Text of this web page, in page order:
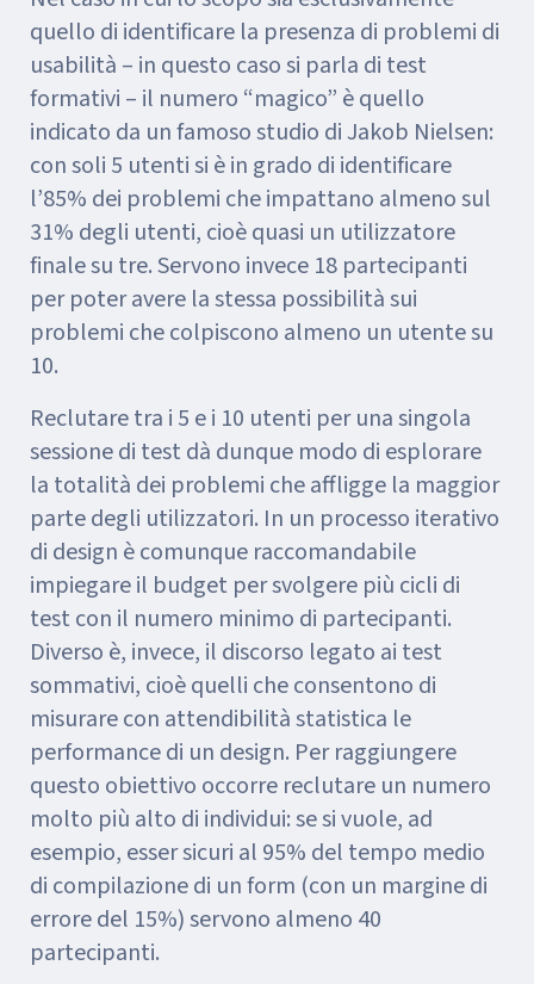
quello di identificare la presenza di problemi di
usabilità – in questo caso si parla di test
formativi – il numero “magico” è quello
indicato da un famoso studio di Jakob Nielsen:
con soli 5 utenti si è in grado di identificare
l’85% dei problemi che impattano almeno sul
31% degli utenti, cioè quasi un utilizzatore
finale su tre. Servono invece 18 partecipanti
per poter avere la stessa possibilità sui
problemi che colpiscono almeno un utente su
10.
Reclutare tra i 5 e i 10 utenti per una singola
sessione di test dà dunque modo di esplorare
la totalità dei problemi che affligge la maggior
parte degli utilizzatori. In un processo iterativo
di design è comunque raccomandabile
impiegare il budget per svolgere più cicli di
test con il numero minimo di partecipanti.
Diverso è, invece, il discorso legato ai test
sommativi, cioè quelli che consentono di
misurare con attendibilità statistica le
performance di un design. Per raggiungere
questo obiettivo occorre reclutare un numero
molto più alto di individui: se si vuole, ad
esempio, esser sicuri al 95% del tempo medio
di compilazione di un form (con un margine di
errore del 15%) servono almeno 40
partecipanti.